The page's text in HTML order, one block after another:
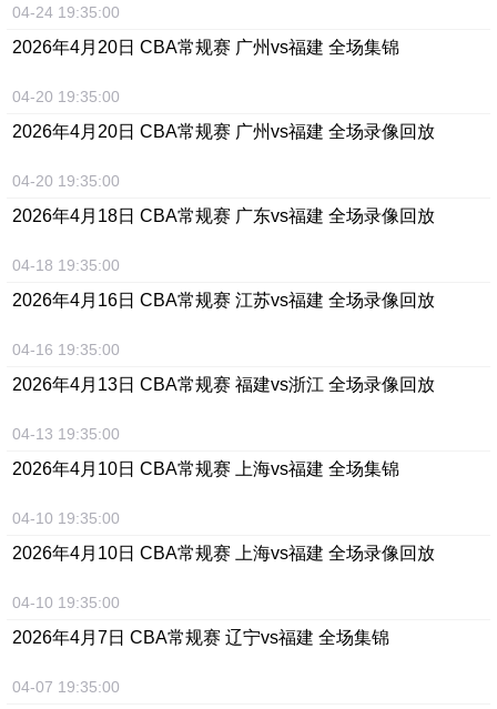
04-24 19:35:00
2026年4月20日 CBA常规赛 广州vs福建 全场集锦
04-20 19:35:00
2026年4月20日 CBA常规赛 广州vs福建 全场录像回放
04-20 19:35:00
2026年4月18日 CBA常规赛 广东vs福建 全场录像回放
04-18 19:35:00
2026年4月16日 CBA常规赛 江苏vs福建 全场录像回放
04-16 19:35:00
2026年4月13日 CBA常规赛 福建vs浙江 全场录像回放
04-13 19:35:00
2026年4月10日 CBA常规赛 上海vs福建 全场集锦
04-10 19:35:00
2026年4月10日 CBA常规赛 上海vs福建 全场录像回放
04-10 19:35:00
2026年4月7日 CBA常规赛 辽宁vs福建 全场集锦
04-07 19:35:00